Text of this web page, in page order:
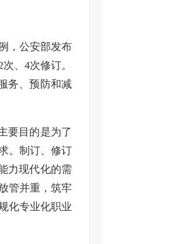
，公安部发布
、4次修订。
务、预防和减
要目的是为了
。制订、修订
力现代化的需
管并重，筑牢
化专业化职业